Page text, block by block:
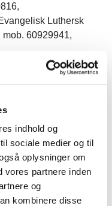
indhold og
sociale medier og til
oplysninger om
vores partnere inden
og
kombinere disse
Luthersk
mob. 60929941,